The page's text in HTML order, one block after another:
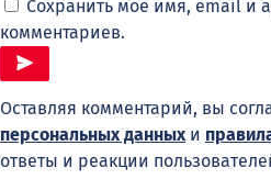
Сохранить моё имя, email и
комментариев.
Оставляя комментарий, вы
персональных данных и
ответы и реакции